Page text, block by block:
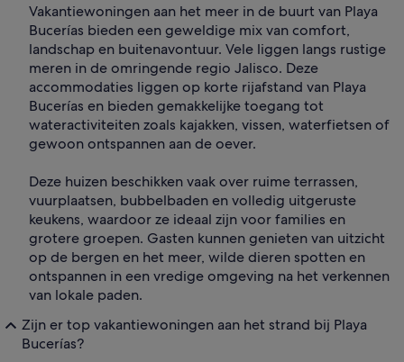
Vakantiewoningen aan het meer in de buurt van Playa
Bucerías bieden een geweldige mix van comfort,
landschap en buitenavontuur. Vele liggen langs rustige
meren in de omringende regio Jalisco. Deze
accommodaties liggen op korte rijafstand van Playa
Bucerías en bieden gemakkelijke toegang tot
wateractiviteiten zoals kajakken, vissen, waterfietsen of
gewoon ontspannen aan de oever.
Deze huizen beschikken vaak over ruime terrassen,
vuurplaatsen, bubbelbaden en volledig uitgeruste
keukens, waardoor ze ideaal zijn voor families en
grotere groepen. Gasten kunnen genieten van uitzicht
op de bergen en het meer, wilde dieren spotten en
ontspannen in een vredige omgeving na het verkennen
van lokale paden.
Zijn er top vakantiewoningen aan het strand bij Playa
Bucerías?